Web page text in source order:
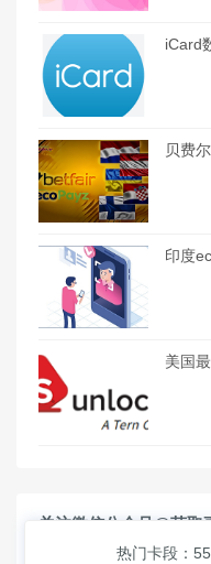
iCard
贝费
印度
美国
关注微信公众号@获取
热门卡段：